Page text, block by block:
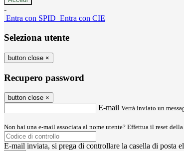
-
Entra con SPID Entra con CIE
Seleziona utente
button close ×
Recupero password
button close ×
E-mail Verrà inviato un
Non hai una e-mail associata al nome utente? Effettua il reset
E-mail inviata, si prega di controllare la casella di posta